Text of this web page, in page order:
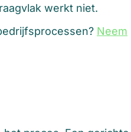
werkt niet.
Neem